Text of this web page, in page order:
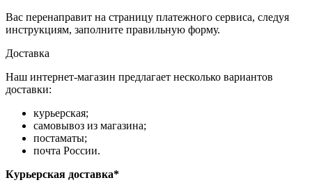
Вас перенаправит на страницу платежного сервиса, следуя
инструкциям, заполните правильную форму.
Доставка
Наш интернет-магазин предлагает несколько вариантов
доставки:
курьерская;
самовывоз из магазина;
постаматы;
почта России.
Курьерская доставка*